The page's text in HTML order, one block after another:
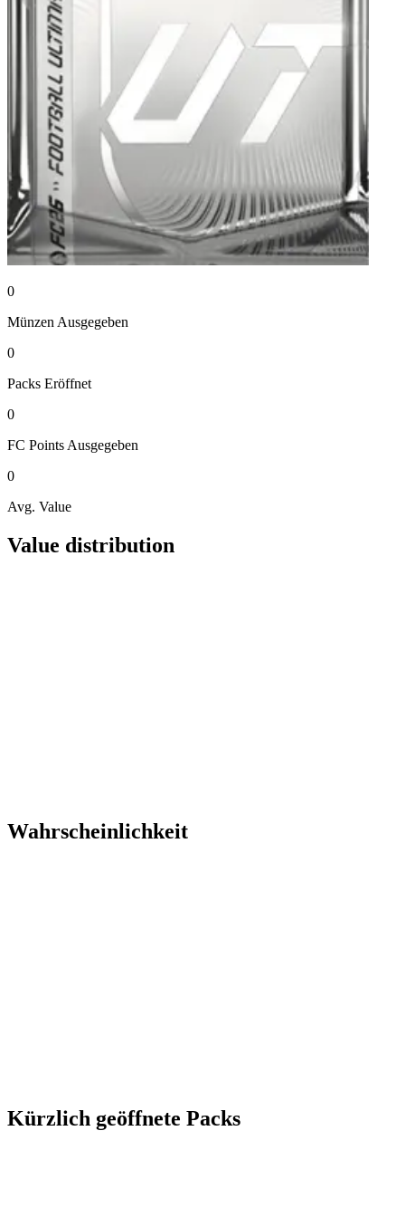
0
Münzen Ausgegeben
0
Packs Eröffnet
0
FC Points Ausgegeben
0
Avg. Value
Value distribution
Wahrscheinlichkeit
Kürzlich geöffnete Packs